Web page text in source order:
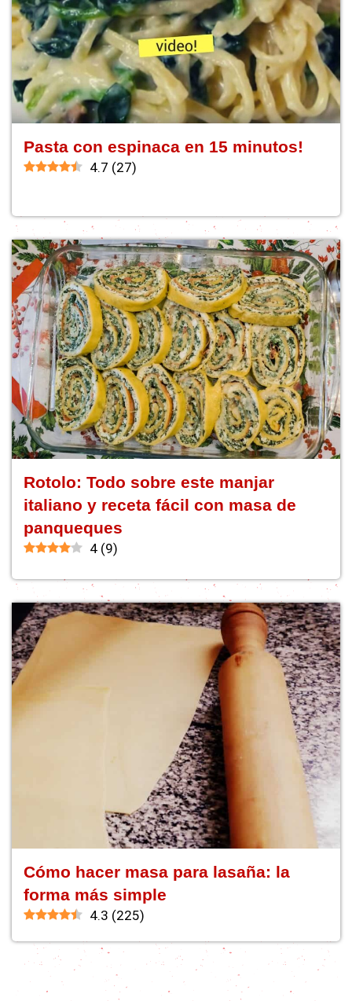
Pasta con espinaca en 15 minutos!
4.7 (27)
Rotolo: Todo sobre este manjar
italiano y receta fácil con masa de
panqueques
4 (9)
Cómo hacer masa para lasaña: la
forma más simple
4.3 (225)